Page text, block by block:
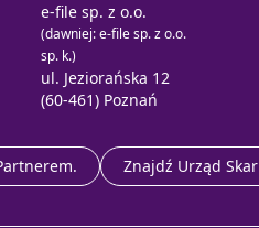
e-file sp. z o.o.
(dawniej: e-file sp. z o.o.
sp. k.)
ul. Jeziorańska 12
(60-461) Poznań
Znajdź Urząd